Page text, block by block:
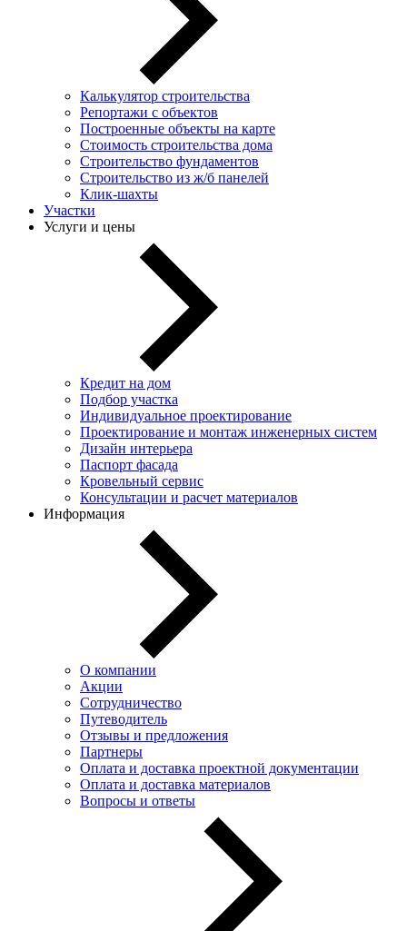
Калькулятор строительства
Репортажи с объектов
Построенные объекты на карте
Стоимость строительства дома
Строительство фундаментов
Строительство из ж/б панелей
Клик-шахты
Участки
Услуги и цены
Кредит на дом
Подбор участка
Индивидуальное проектирование
Проектирование и монтаж инженерных систем
Дизайн интерьера
Паспорт фасада
Кровельный сервис
Консультации и расчет материалов
Информация
О компании
Акции
Сотрудничество
Путеводитель
Отзывы и предложения
Партнеры
Оплата и доставка проектной документации
Оплата и доставка материалов
Вопросы и ответы